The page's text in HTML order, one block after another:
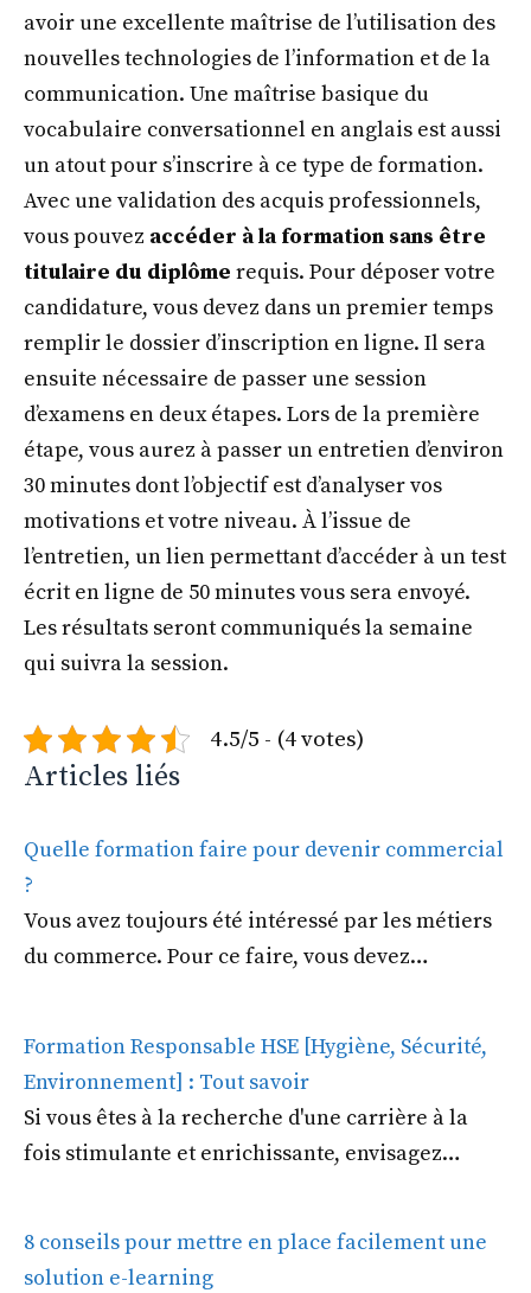
avoir une excellente maîtrise de l’utilisation des
nouvelles technologies de l’information et de la
communication. Une maîtrise basique du
vocabulaire conversationnel en anglais est aussi
un atout pour s’inscrire à ce type de formation.
Avec une validation des acquis professionnels,
vous pouvez accéder à la formation sans être
titulaire du diplôme requis. Pour déposer votre
candidature, vous devez dans un premier temps
remplir le dossier d’inscription en ligne. Il sera
ensuite nécessaire de passer une session
d’examens en deux étapes. Lors de la première
étape, vous aurez à passer un entretien d’environ
30 minutes dont l’objectif est d’analyser vos
motivations et votre niveau. À l’issue de
l’entretien, un lien permettant d’accéder à un test
écrit en ligne de 50 minutes vous sera envoyé.
Les résultats seront communiqués la semaine
qui suivra la session.
4.5/5 - (4 votes)
Articles liés
Quelle formation faire pour devenir commercial
?
Vous avez toujours été intéressé par les métiers
du commerce. Pour ce faire, vous devez…
Formation Responsable HSE [Hygiène, Sécurité,
Environnement] : Tout savoir
Si vous êtes à la recherche d'une carrière à la
fois stimulante et enrichissante, envisagez…
8 conseils pour mettre en place facilement une
solution e-learning